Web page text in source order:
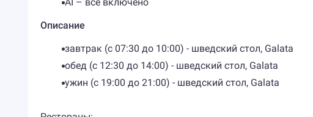
Описание
завтрак (с 07:30 до 10:00) - шведский стол, Galata
обед (с 12:30 до 14:00) - шведский стол, Galata
ужин (с 19:00 до 21:00) - шведский стол, Galata